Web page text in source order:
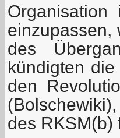
einzupassen,
des
kündigten
den
des RKSM(b)